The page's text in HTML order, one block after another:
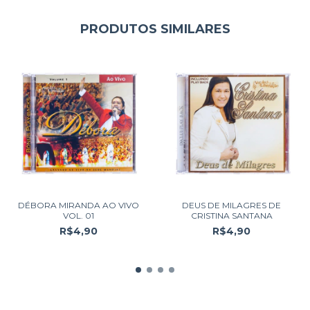
PRODUTOS SIMILARES
DÉBORA MIRANDA AO VIVO
VOL. 01
R$4,90
DEUS DE MILAGRES DE
CRISTINA SANTANA
R$4,90